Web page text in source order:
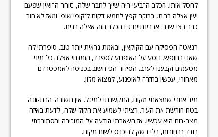
לחסל אותו. הכלב הרביעי היה שייך לחבר שלה, סוחר הרואין שפעם
ישן אצלה בבית, בבוקר קפץ לחמש דקות ל'קופי שופ' ומאז לא חזר
כבר חצי שנה. אז בינתיים גם הכלב הזה אצלה בבית.
רנאטה הפסיקה עם הקוקאין, ובאמת נראית יותר טוב. סיפרתי לה
שאני בחופש, נוסע על האופנוע לספרד, הזמנתי אצלה כל מיני
מטעמים וקבענו לערב. הסידור הכי חשוב בכניסה לאמסטרדם
מאחורי, עכשיו בחזרה לאופנוע, למצוא מלון.
מיד אחרי שמצאתי מקום, התקשרתי למיכל. אין תשובה. הבת-זונה
בטח חורשת את העיר. רציתי לשמוע את הקול שלה, לדעת באיזה
מצב-רוח היא עכשיו, אז השארתי הודעה על המזכירה והסתובבתי
בודד ברחובות, בלי חשק להיכנס לשום מקום.